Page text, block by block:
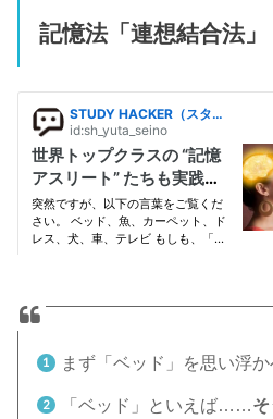
記憶法「連想結合法」
まず「ベッド」を思い浮か
「ベッド」といえば……